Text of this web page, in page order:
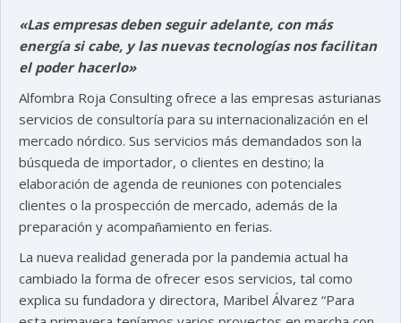
«Las empresas deben seguir adelante, con más
energía si cabe, y las nuevas tecnologías nos facilitan
el poder hacerlo»
Alfombra Roja Consulting ofrece a las empresas asturianas
servicios de consultoría para su internacionalización en el
mercado nórdico. Sus servicios más demandados son la
búsqueda de importador, o clientes en destino; la
elaboración de agenda de reuniones con potenciales
clientes o la prospección de mercado, además de la
preparación y acompañamiento en ferias.
La nueva realidad generada por la pandemia actual ha
cambiado la forma de ofrecer esos servicios, tal como
explica su fundadora y directora, Maribel Álvarez “Para